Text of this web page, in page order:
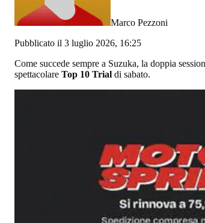
Marco Pezzoni
Pubblicato il 3 luglio 2026, 16:25
Come succede sempre a Suzuka, la doppia
spettacolare Top 10 Trial di sabato.